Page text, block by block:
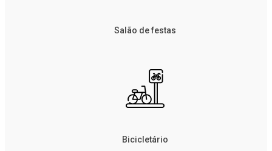
Salão de festas
Bicicletário